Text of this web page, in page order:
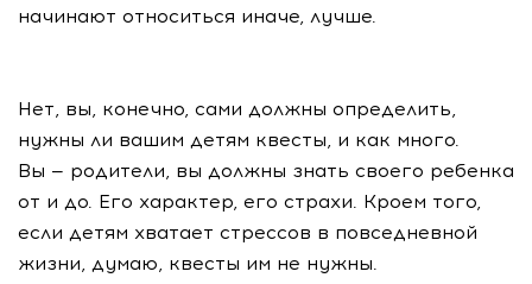
начинают относиться иначе, лучше.
Нет, вы, конечно, сами должны определить,
нужны ли вашим детям квесты, и как много.
Вы — родители, вы должны знать своего ребенка
от и до. Его характер, его страхи. Кроем того,
если детям хватает стрессов в повседневной
жизни, думаю, квесты им не нужны.